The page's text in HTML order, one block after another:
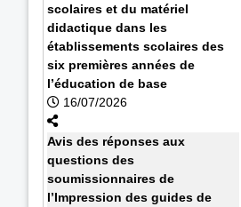
scolaires et du matériel
didactique dans les
établissements scolaires des
six premières années de
l’éducation de base
16/07/2026
Avis des réponses aux
questions des
soumissionnaires de
l’Impression des guides de